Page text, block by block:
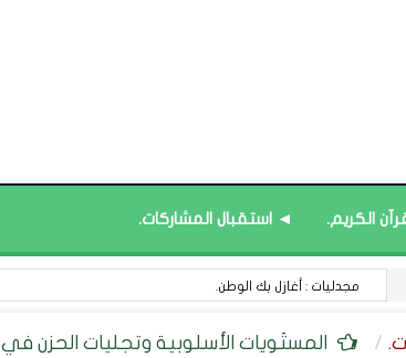
الكريم. ◄ استقبال المشاركات.
قائمة محدَّثة : منصة نور ﴿نظام المعلومات التعليمية﴾.
المستَويات الأسلوبية وتجليات الحزن